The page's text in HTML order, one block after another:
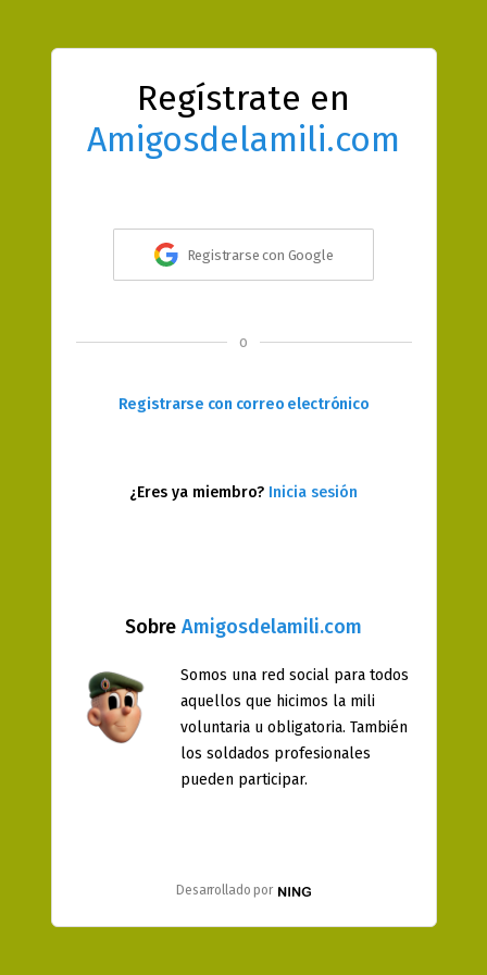
Regístrate en
Amigosdelamili.com
Sobre Amigosdelamili.com
Somos una red social para todos
aquellos que hicimos la mili
voluntaria u obligatoria. También
los soldados profesionales
pueden participar.
Desarrollado por
Registrarse con Google
o
Registrarse con correo electrónico
¿Eres ya miembro? Inicia sesión